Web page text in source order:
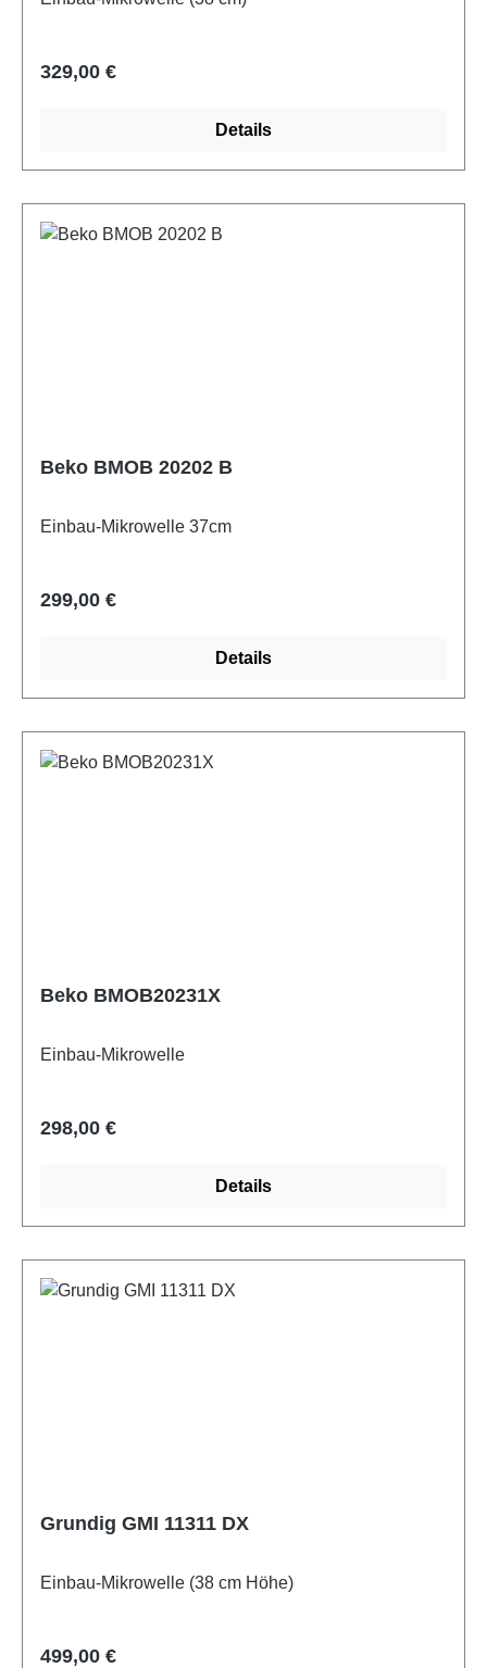
Regulärer Preis:
329,00 €
Details
Beko BMOB 20202 B
Einbau-Mikrowelle 37cm
Regulärer Preis:
299,00 €
Details
Beko BMOB20231X
Einbau-Mikrowelle
Regulärer Preis:
298,00 €
Details
Grundig GMI 11311 DX
Einbau-Mikrowelle (38 cm Höhe)
Regulärer Preis:
499,00 €